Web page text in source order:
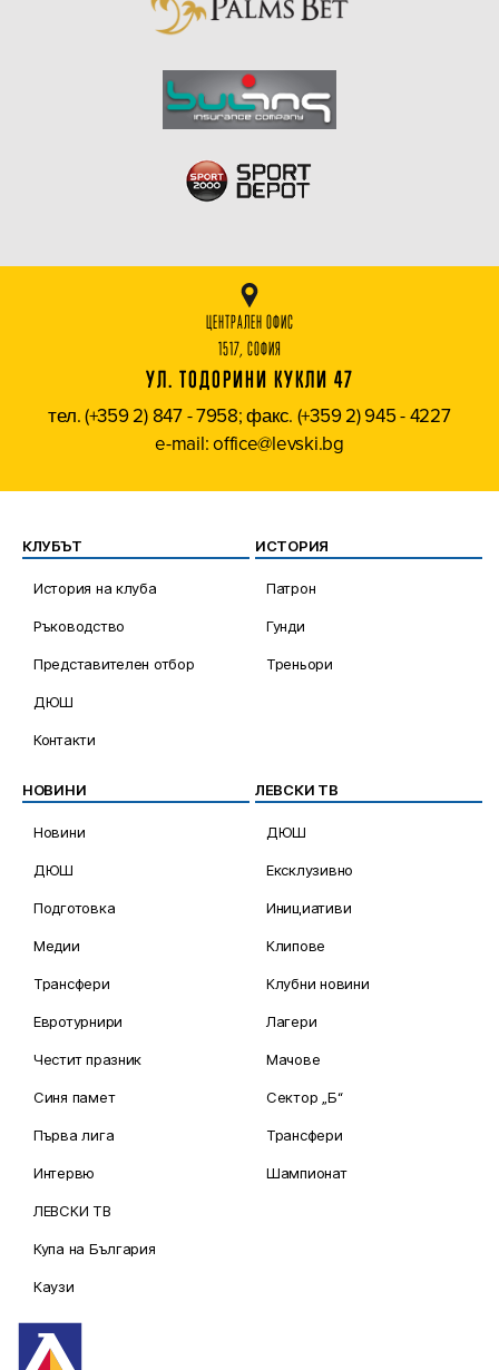
ЦЕНТРАЛЕН ОФИС
1517, СОФИЯ
УЛ. ТОДОРИНИ КУКЛИ 47
тел. (+359 2) 847 - 7958; факс. (+359 2) 945 - 4227
e-mail: office@levski.bg
КЛУБЪТ
История на клуба
Ръководство
Представителен отбор
ДЮШ
Контакти
ИСТОРИЯ
Патрон
Гунди
Треньори
НОВИНИ
Новини
ДЮШ
Подготовка
Медии
Трансфери
Евротурнири
Честит празник
Синя памет
Първа лига
Интервю
ЛЕВСКИ ТВ
Купа на България
Каузи
ЛЕВСКИ ТВ
ДЮШ
Ексклузивно
Инициативи
Клипове
Клубни новини
Лагери
Мачове
Сектор „Б“
Трансфери
Шампионат